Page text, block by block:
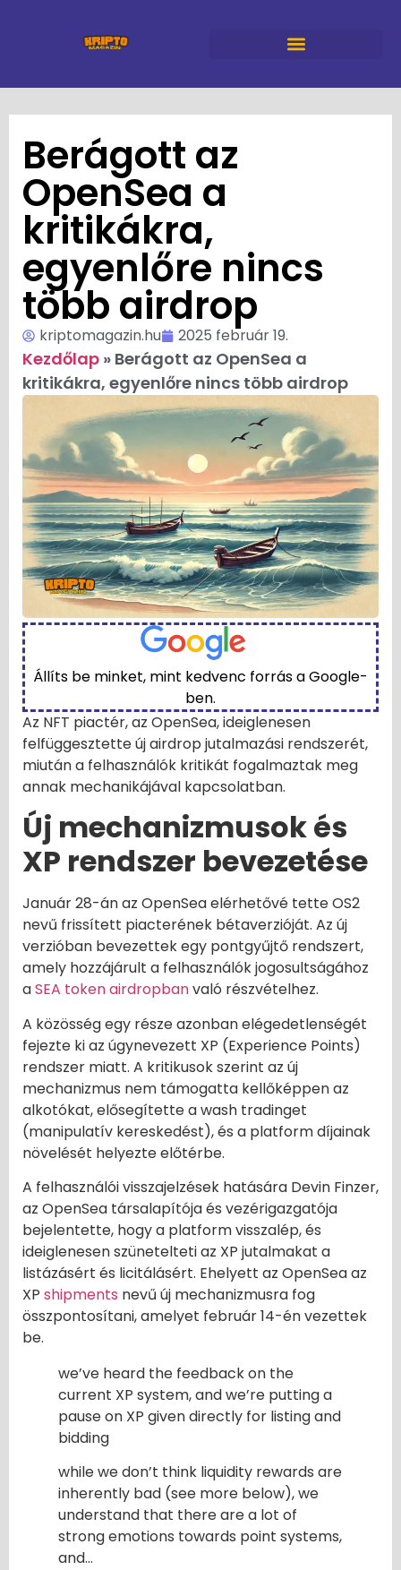
Berágott az
OpenSea a
kritikákra,
egyenlőre nincs
több airdrop
kriptomagazin.hu 2025 február 19.
Kezdőlap » Berágott az OpenSea a
kritikákra, egyenlőre nincs több airdrop
Állíts be minket, mint kedvenc forrás a Google-
ben.
Az NFT piactér, az OpenSea, ideiglenesen
felfüggesztette új airdrop jutalmazási rendszerét,
miután a felhasználók kritikát fogalmaztak meg
annak mechanikájával kapcsolatban.
Új mechanizmusok és
XP rendszer bevezetése
Január 28-án az OpenSea elérhetővé tette OS2
nevű frissített piacterének bétaverzióját. Az új
verzióban bevezettek egy pontgyűjtő rendszert,
amely hozzájárult a felhasználók jogosultságához
aSEA token airdropbanvaló részvételhez.
A közösség egy része azonban elégedetlenségét
fejezte ki az úgynevezett XP (Experience Points)
rendszer miatt. A kritikusok szerint az új
mechanizmus nem támogatta kellőképpen az
alkotókat, elősegítette a wash tradinget
(manipulatív kereskedést), és a platform díjainak
növelését helyezte előtérbe.
A felhasználói visszajelzések hatására Devin Finzer,
az OpenSea társalapítója és vezérigazgatója
bejelentette, hogy a platform visszalép, és
ideiglenesen szünetelteti az XP jutalmakat a
listázásért és licitálásért. Ehelyett az OpenSea az
XP shipments nevű új mechanizmusra fog
összpontosítani, amelyet február 14-én vezettek
be.
we’ve heard the feedback on the
current XP system, and we’re putting a
pause on XP given directly for listing and
bidding
while we don’t think liquidity rewards are
inherently bad (see more below), we
understand that there are a lot of
strong emotions towards point systems,
and…